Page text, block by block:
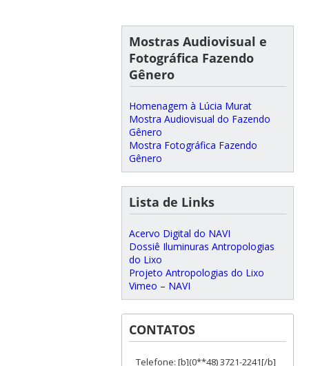
Mostras Audiovisual e
Fotográfica Fazendo
Gênero
Homenagem à Lúcia Murat
Mostra Audiovisual do Fazendo
Gênero
Mostra Fotográfica Fazendo
Gênero
Lista de Links
Acervo Digital do NAVI
Dossiê Iluminuras Antropologias
do Lixo
Projeto Antropologias do Lixo
Vimeo – NAVI
CONTATOS
Telefone: [b](0**48) 3721-2241[/b]